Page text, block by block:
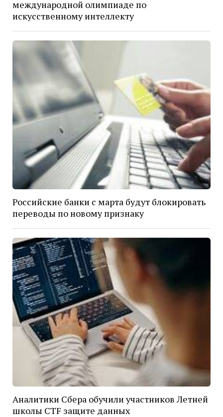
международной олимпиаде по
искусственному интеллекту
Российские банки с марта будут блокировать
переводы по новому признаку
Аналитики Сбера обучили участников Летней
школы CTF защите данных